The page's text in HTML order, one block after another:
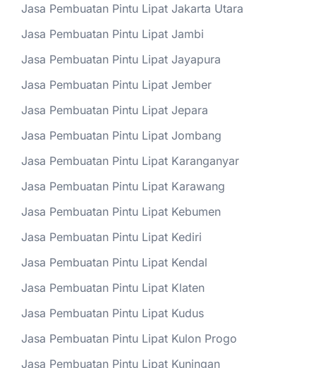
Jasa Pembuatan Pintu Lipat Jakarta Utara
Jasa Pembuatan Pintu Lipat Jambi
Jasa Pembuatan Pintu Lipat Jayapura
Jasa Pembuatan Pintu Lipat Jember
Jasa Pembuatan Pintu Lipat Jepara
Jasa Pembuatan Pintu Lipat Jombang
Jasa Pembuatan Pintu Lipat Karanganyar
Jasa Pembuatan Pintu Lipat Karawang
Jasa Pembuatan Pintu Lipat Kebumen
Jasa Pembuatan Pintu Lipat Kediri
Jasa Pembuatan Pintu Lipat Kendal
Jasa Pembuatan Pintu Lipat Klaten
Jasa Pembuatan Pintu Lipat Kudus
Jasa Pembuatan Pintu Lipat Kulon Progo
Jasa Pembuatan Pintu Lipat Kuningan